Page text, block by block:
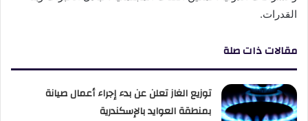
القدرات.
مقالات ذات صلة
توزيع الغاز تعلن عن بدء إجراء أعمال صيانة
بمنطقة العوايد بالإسكندرية